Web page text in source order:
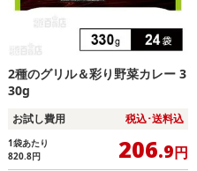
2種のグリル＆彩り野菜カレー 3
30g
お試し費用 税込･送料込
1袋あたり
820.8円 206.9円